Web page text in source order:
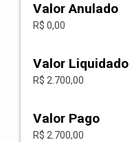
Valor Anulado
R$ 0,00
Valor Liquidado
R$ 2.700,00
Valor Pago
R$ 2.700,00